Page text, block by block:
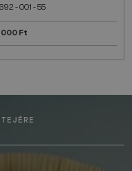
- 001 - 55
000 Ft